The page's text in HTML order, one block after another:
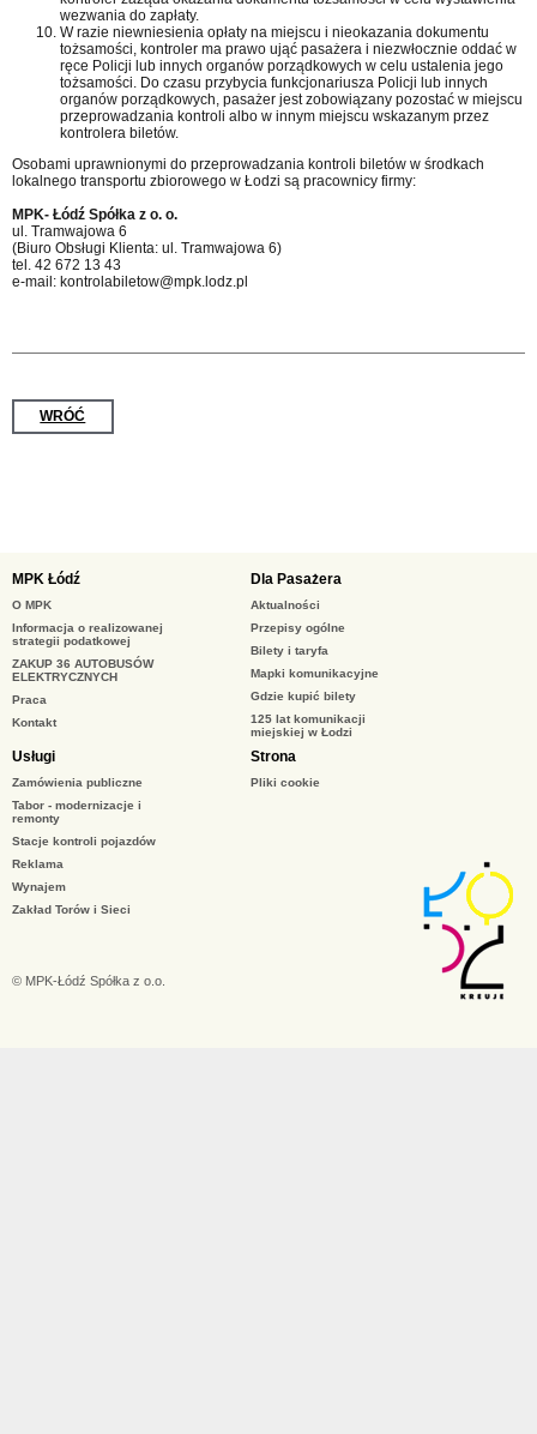
wezwania do zapłaty.
W razie niewniesienia opłaty na miejscu i nieokazania dokumentu
tożsamości, kontroler ma prawo ująć pasażera i niezwłocznie oddać w
ręce Policji lub innych organów porządkowych w celu ustalenia jego
tożsamości. Do czasu przybycia funkcjonariusza Policji lub innych
organów porządkowych, pasażer jest zobowiązany pozostać w miejscu
przeprowadzania kontroli albo w innym miejscu wskazanym przez
kontrolera biletów.
Osobami uprawnionymi do przeprowadzania kontroli biletów w środkach
lokalnego transportu zbiorowego w Łodzi są pracownicy firmy:
MPK- Łódź Spółka z o. o.
ul. Tramwajowa 6
(Biuro Obsługi Klienta: ul. Tramwajowa 6)
tel. 42 672 13 43
e-mail: kontrolabiletow@mpk.lodz.pl
WRÓĆ
MPK Łódź
O MPK
Informacja o realizowanej
strategii podatkowej
ZAKUP 36 AUTOBUSÓW
ELEKTRYCZNYCH
Praca
Kontakt
Dla Pasażera
Aktualności
Przepisy ogólne
Bilety i taryfa
Mapki komunikacyjne
Gdzie kupić bilety
125 lat komunikacji
miejskiej w Łodzi
Usługi
Zamówienia publiczne
Tabor - modernizacje i
remonty
Stacje kontroli pojazdów
Reklama
Wynajem
Zakład Torów i Sieci
Strona
Pliki cookie
© MPK-Łódź Spółka z o.o.